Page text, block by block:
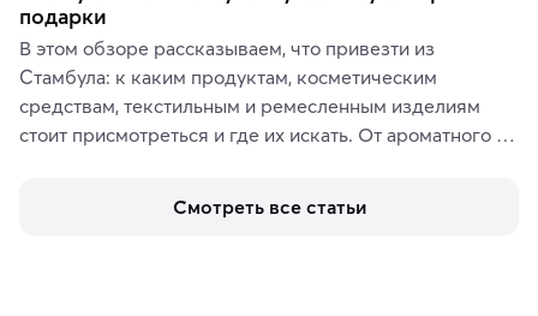
подарки
В этом обзоре рассказываем, что привезти из
Стамбула: к каким продуктам, косметическим
средствам, текстильным и ремесленным изделиям
стоит присмотреться и где их искать. От ароматного
аутентичных лавках — в подарок близким или себе на
Смотреть все статьи